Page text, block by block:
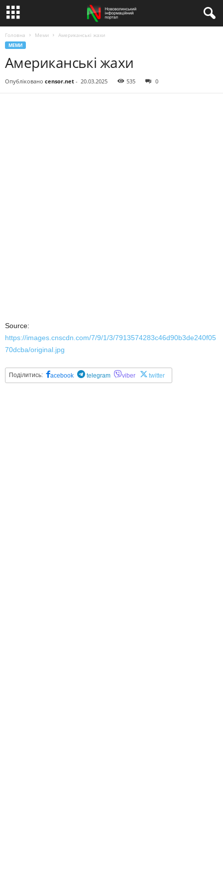
Головна Меми Американські жахи
МЕМИ
Американські жахи
Опубліковано censor.net - 20.03.2025 535 0
Source:
https://images.cnscdn.com/7/9/1/3/7913574283c46d90b3de240f05
70dcba/original.jpg
Поділитись: acebook telegram viber twitter